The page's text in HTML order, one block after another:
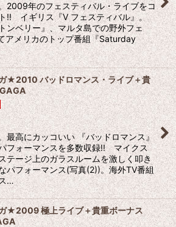
2009年のフェスティバル・ライブをコ
!! イギリス『V フェスティバル』。
ンベリー』、マルタ島での野外フェ
アメリカのトップ番組『Saturday
★2010 バッドロマンス・ライブ＋貴
最高にカッコいい 『バッドロマンス』
フォーマンスを多数収録!! マイクス
テージ上のガラスルームを激しく叩き
パフォーマンス(写真(2))。海外TV番組
…
★2009 極上ライブ＋貴重ボーナス